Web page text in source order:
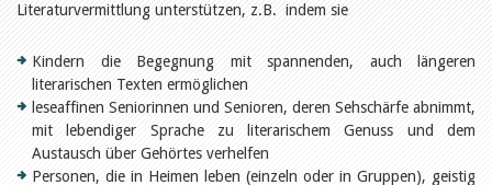
biblioBE nutzen
Personal
Qualitätsmanagement
Recht und Politik
Öffentlichkeitsarbeit
Leseförderung
Aus aller Welt
Verschiedenes
Lesetipps
Literaturvermittlung unterstützen, z.B. indem sie
Kindern die Begegnung mit spannenden, auch längeren
literarischen Texten ermöglichen
leseaffinen Seniorinnen und Senioren, deren Sehschärfe abnimmt,
mit lebendiger Sprache zu literarischem Genuss und dem
Austausch über Gehörtes verhelfen
Personen, die in Heimen leben (einzeln oder in Gruppen), geistig